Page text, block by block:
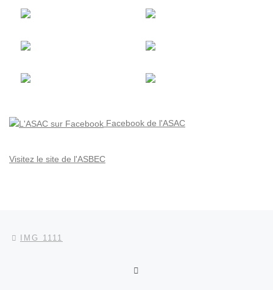
Facebook de l'ASAC
Visitez le site de l'ASBEC
Parcourir les articles
IMG 1111